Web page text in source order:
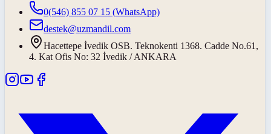
0(546) 855 07 15 (WhatsApp)
destek@uzmandil.com
Hacettepe İvedik OSB. Teknokenti 1368. Cadde No.61,
4. Kat Ofis No: 32 İvedik / ANKARA